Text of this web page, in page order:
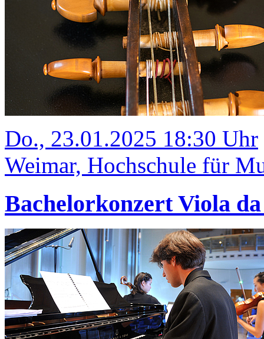
Do., 23.01.2025 18:30 Uhr
Weimar, Hochschule für
Bachelorkonzert Viola